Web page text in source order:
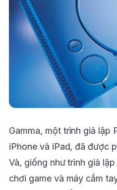
Gamma, một trình giả lập
iPhone và iPad, đã được
Và, giống như trình giả
chơi game và máy cầm